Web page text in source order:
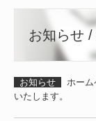
お知らせ
お知らせ
ホーム
いたします。